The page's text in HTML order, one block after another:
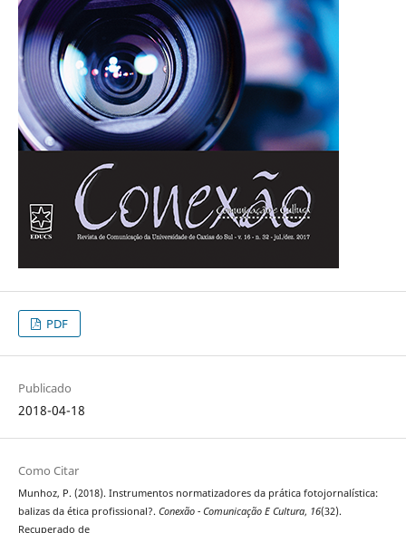
PDF
Publicado
2018-04-18
Como Citar
Munhoz, P. (2018). Instrumentos normatizadores da prática fotojornalística:
balizas da ética profissional?. Conexão - Comunicação E Cultura, 16(32).
Recuperado de